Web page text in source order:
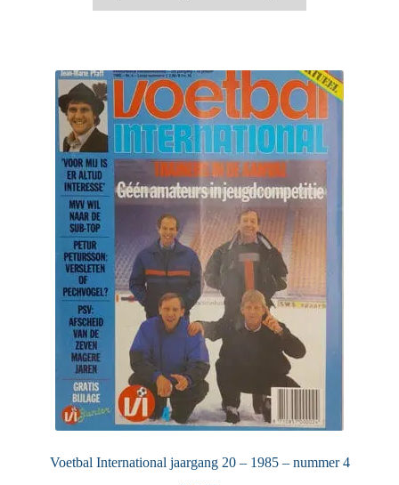
Voetbal International jaargang 20 – 1985 – nummer 4